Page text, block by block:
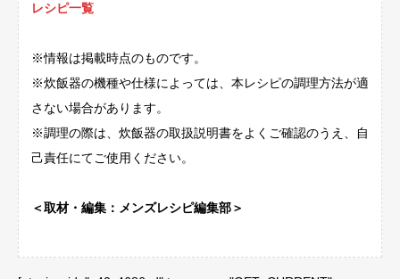
レシピ一覧
※情報は掲載時点のものです。
※炊飯器の機種や仕様によっては、本レシピの調理方法が適
さない場合があります。
※調理の際は、炊飯器の取扱説明書をよくご確認のうえ、自
己責任にてご使用ください。
＜取材・編集：メンズレシピ編集部＞